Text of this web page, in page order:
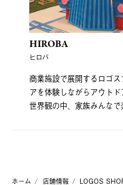
HIROBA
ヒロバ
商業施設で展開するロゴ
アを体験しながらアウト
世界観の中、家族みんなで
ホーム 店舗情報 LOGOS